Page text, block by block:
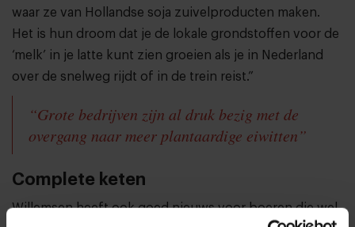
waar ze van Hollandse soja zuivelproducten maken.
Het is hun droom dat je de lokale grondstoffen voor de
‘melk’ in je latte kunt zien groeien als je in Nederland
over de snelweg rijdt of in de trein reist.”
“Grote bedrijven zijn al druk bezig met de
overgang naar meer plantaardige eiwitten”
Complete keten
Willemsen heeft ook goed nieuws voor boeren die wel